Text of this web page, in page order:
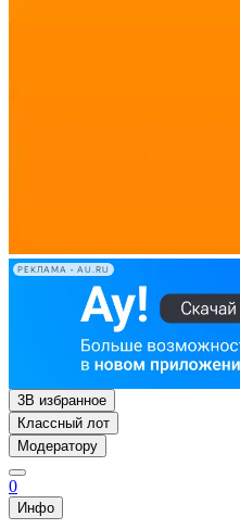
РЕКЛАМА • AU.RU
3В избранное
Классный лот
Модератору
0
Инфо